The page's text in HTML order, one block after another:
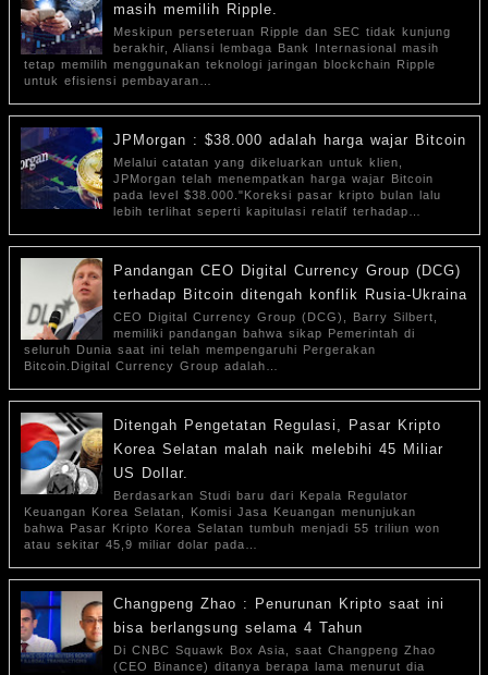
masih memilih Ripple.
Meskipun perseteruan Ripple dan SEC tidak kunjung
berakhir, Aliansi lembaga Bank Internasional masih
tetap memilih menggunakan teknologi jaringan blockchain Ripple
untuk efisiensi pembayaran…
JPMorgan : $38.000 adalah harga wajar Bitcoin
Melalui catatan yang dikeluarkan untuk klien,
JPMorgan telah menempatkan harga wajar Bitcoin
pada level $38.000."Koreksi pasar kripto bulan lalu
lebih terlihat seperti kapitulasi relatif terhadap…
Pandangan CEO Digital Currency Group (DCG)
terhadap Bitcoin ditengah konflik Rusia-Ukraina
CEO Digital Currency Group (DCG), Barry Silbert,
memiliki pandangan bahwa sikap Pemerintah di
seluruh Dunia saat ini telah mempengaruhi Pergerakan
Bitcoin.Digital Currency Group adalah…
Ditengah Pengetatan Regulasi, Pasar Kripto
Korea Selatan malah naik melebihi 45 Miliar
US Dollar.
Berdasarkan Studi baru dari Kepala Regulator
Keuangan Korea Selatan, Komisi Jasa Keuangan menunjukan
bahwa Pasar Kripto Korea Selatan tumbuh menjadi 55 triliun won
atau sekitar 45,9 miliar dolar pada…
Changpeng Zhao : Penurunan Kripto saat ini
bisa berlangsung selama 4 Tahun
Di CNBC Squawk Box Asia, saat Changpeng Zhao
(CEO Binance) ditanya berapa lama menurut dia